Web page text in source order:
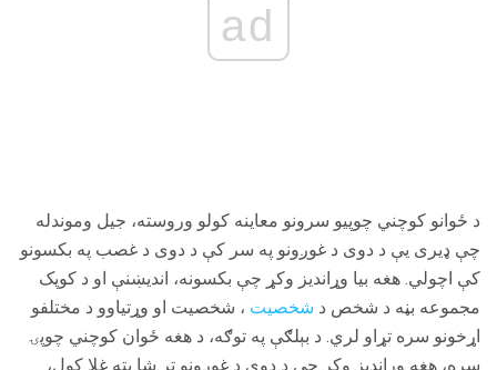
ad
د ځوانو کوچني چوپیو سرونو معاینه کولو وروسته، جیل وموندله
چې ډیری یې د دوی د غوږونو په سر کې د دوی د غصب په بکسونو
کې اچولي. هغه بیا وړاندیز وکړ چې بکسونه، اندیښنې او د کوپک
مجموعه بڼه د شخص د شخصیت ، شخصیت او وړتیاوو د مختلفو
اړخونو سره تړاو لري. د بېلګې په توګه، د هغه ځوان کوچني چوپۍ
سره، هغه وړاندیز وکړ چې د دوی د غوږونو تر شا پټه غلا کول،